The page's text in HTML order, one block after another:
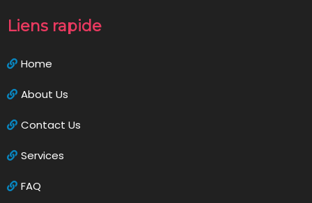
Liens rapide
Home
About Us
Contact Us
Services
FAQ